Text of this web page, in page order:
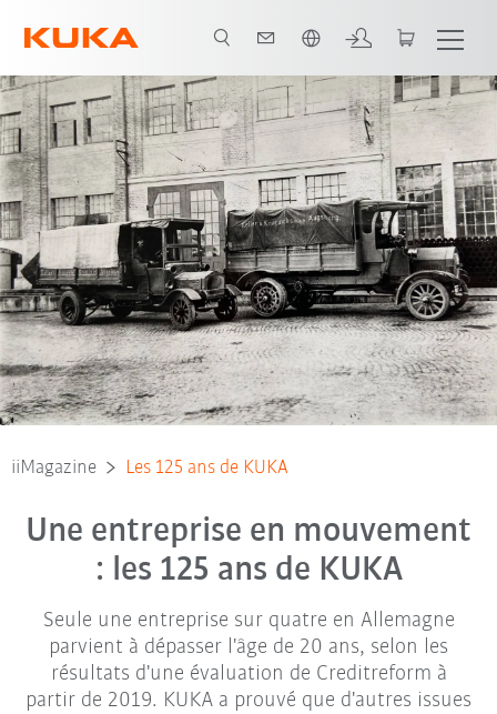
iiMagazine Les 125 ans de KUKA
Une entreprise en mouvement
: les 125 ans de KUKA
Seule une entreprise sur quatre en Allemagne
parvient à dépasser l'âge de 20 ans, selon les
résultats d'une évaluation de Creditreform à
partir de 2019. KUKA a prouvé que d'autres issues